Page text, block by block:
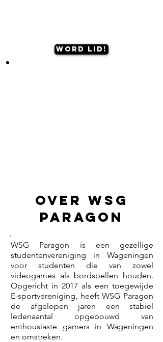
Word lid!
Over WSG
Paragon
WSG Paragon is een gezellige
studentenvereniging in Wageningen
voor studenten die van zowel
videogames als bordspellen houden.
Opgericht in 2017 als een toegewijde
E-sportvereniging, heeft WSG Paragon
de afgelopen jaren een stabiel
ledenaantal opgebouwd van
enthousiaste gamers in Wageningen
en omstreken.